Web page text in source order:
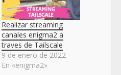
Realizar streaming
canales enigma2 a
traves de Tailscale
9 de enero de 2022
En «enigma2»